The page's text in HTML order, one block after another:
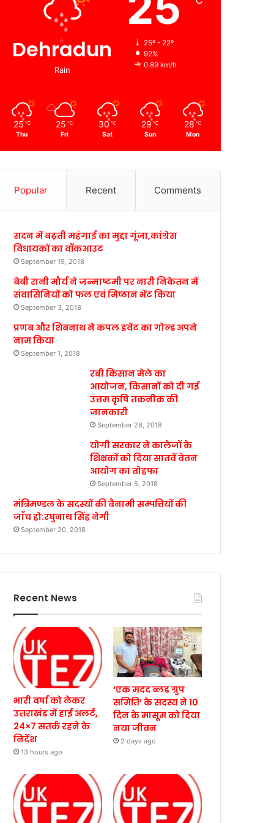
Dehradun
Rain
25º - 22º
92%
0.89 km/h
25 ℃
Thu
25 ℃
Fri
30 ℃
Sat
29 ℃
Sun
28 ℃
Mon
Popular Recent Comments
सदन में बढ़ती महंगाई का मुद्दा गूंजा,कांग्रेस
विधायकों का वॉकआउट
September 19, 2018
बेबी रानी मौर्य ने जन्माष्टमी पर नारी निकेतन में
संवासिनियों को फल एवं मिष्ठान भेंट किया
September 3, 2018
प्रणब और शिबनाथ ने कपल इवेंट का गोल्ड अपने
नाम किया
September 1, 2018
रबी किसान मेले का
आयोजन, किसानों को दी गई
उत्तम कृषि तकनीक की
जानकारी
September 28, 2018
योगी सरकार ने कालेजों के
शिक्षकों को दिया सातवें वेतन
आयोग का तोहफा
September 5, 2018
मंत्रिमण्डल के सदस्यों की बैनामी सम्पत्तियों की
जाँच हो:रघुनाथ सिंह नेगी
September 20, 2018
Recent News
भारी वर्षा को लेकर
उत्तराखंड में हाई अलर्ट,
24×7 सतर्क रहने के
निर्देश
13 hours ago
‘एक मदद ब्लड ग्रुप
समिति’ के सदस्य ने 10
दिन के मासूम को दिया
नया जीवन
2 days ago